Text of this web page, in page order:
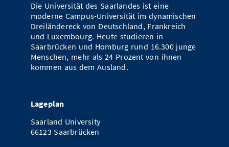
Die Universität des Saarlandes ist eine
moderne Campus-Universität im dynamischen
Dreiländereck von Deutschland, Frankreich
und Luxembourg. Heute studieren in
Saarbrücken und Homburg rund 16.300 junge
Menschen, mehr als 24 Prozent von ihnen
kommen aus dem Ausland.
Lageplan
Saarland University
66123 Saarbrücken